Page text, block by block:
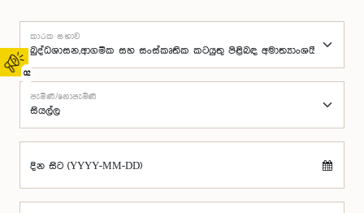
02
කාරක සභාව
පැමිණි/නොපැමිණි
දින සිට (YYYY-MM-DD)